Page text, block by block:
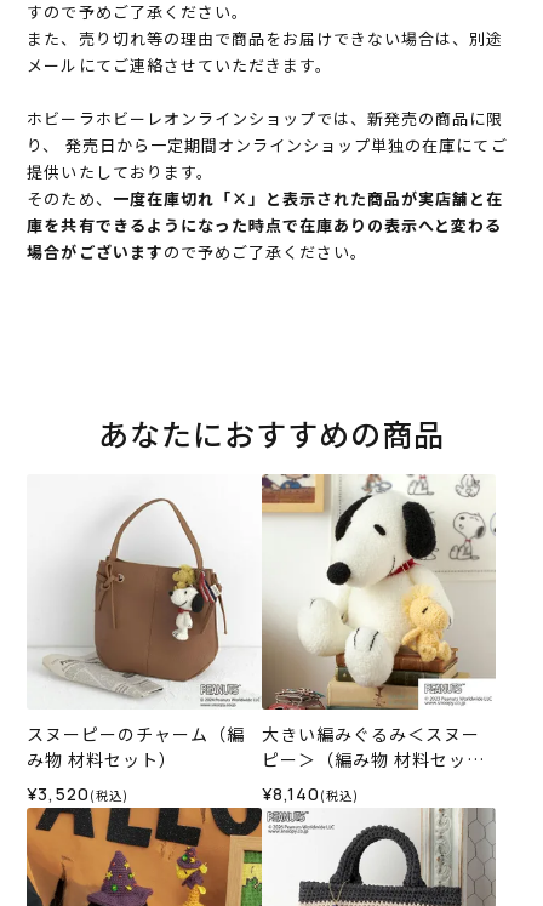
すので予めご了承ください。
また、売り切れ等の理由で商品をお届けできない場合は、別途
メールにてご連絡させていただきます。
ホビーラホビーレオンラインショップでは、新発売の商品に限
り、 発売日から一定期間オンラインショップ単独の在庫にてご
提供いたしております。
そのため、 一度在庫切れ「×」と表示された商品が実店舗と在
庫を共有できるようになった時点で在庫ありの表示へと変わる
場合がございますので予めご了承ください。
あなたにおすすめの商品
スヌーピーのチャーム（編
み物 材料セット）
¥3,520 (税込)
大きい編みぐるみ＜スヌー
ピー＞（編み物 材料セッ
ト）
¥8,140 (税込)